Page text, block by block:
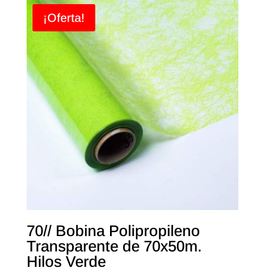
¡Oferta!
70// Bobina Polipropileno
Transparente de 70x50m.
Hilos Verde